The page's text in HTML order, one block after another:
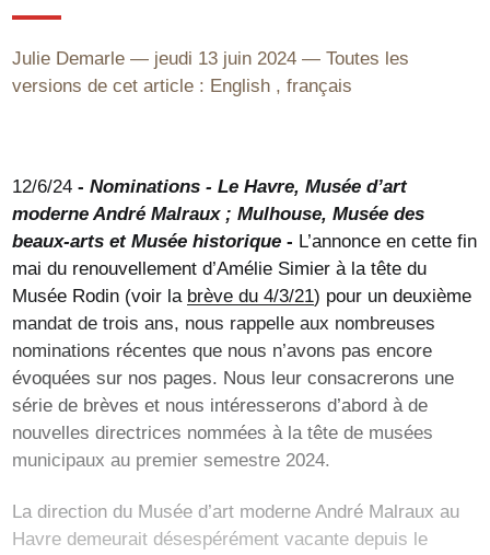
Julie Demarle jeudi 13 juin 2024
Toutes les
versions de cet article : English ,français
12/6/24-Nominations - Le Havre, Musée d’art
moderne André Malraux ; Mulhouse, Musée des
beaux-arts et Musée historique - L’annonce en cette fin
mai du renouvellement d’Amélie Simier à la tête du
Musée Rodin (voir la brève du 4/3/21) pour un deuxième
mandat de trois ans, nous rappelle aux nombreuses
nominations récentes que nous n’avons pas encore
évoquées sur nos pages. Nous leur consacrerons une
série de brèves et nous intéresserons d’abord à de
nouvelles directrices nommées à la tête de musées
municipaux au premier semestre 2024.
La direction du Musée d’art moderne André Malraux au
Havre demeurait désespérément vacante depuis le